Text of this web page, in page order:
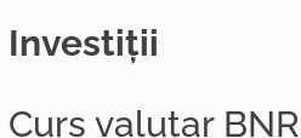
investiţii
Curs valutar BNR